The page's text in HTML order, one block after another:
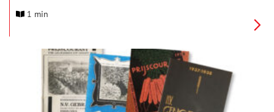
bunkers van Zeeland tot de Waddeneilanden samen open voor
1 min